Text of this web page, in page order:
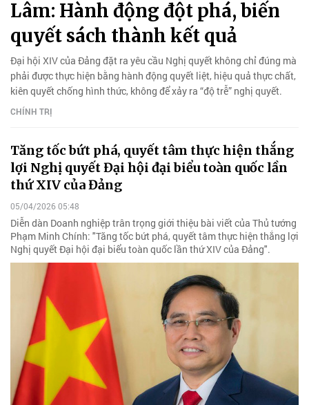
Lâm: Hành động đột phá, biến
quyết sách thành kết quả
Đại hội XIV của Đảng đặt ra yêu cầu Nghị quyết không chỉ đúng mà
phải được thực hiện bằng hành động quyết liệt, hiệu quả thực chất,
kiên quyết chống hình thức, không để xảy ra “độ trễ” nghị quyết.
CHÍNH TRỊ
Tăng tốc bứt phá, quyết tâm thực hiện thắng
lợi Nghị quyết Đại hội đại biểu toàn quốc lần
thứ XIV của Đảng
05/04/2026 05:48
Diễn dàn Doanh nghiệp trân trọng giới thiệu bài viết của Thủ tướng
Phạm Minh Chính: "Tăng tốc bứt phá, quyết tâm thực hiện thắng lợi
Nghị quyết Đại hội đại biểu toàn quốc lần thứ XIV của Đảng".